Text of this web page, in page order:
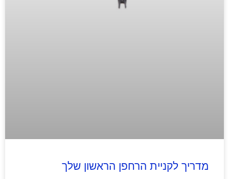
מדריך לקניית הרחפן הראשון שלך